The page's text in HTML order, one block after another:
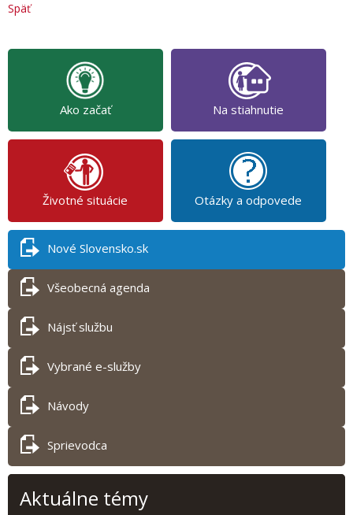
Späť
Ako začať Na stiahnutie
Životné situácie Otázky a odpovede
Nové Slovensko.sk
Všeobecná agenda
Nájsť službu
Vybrané e-služby
Návody
Sprievodca
Aktuálne témy